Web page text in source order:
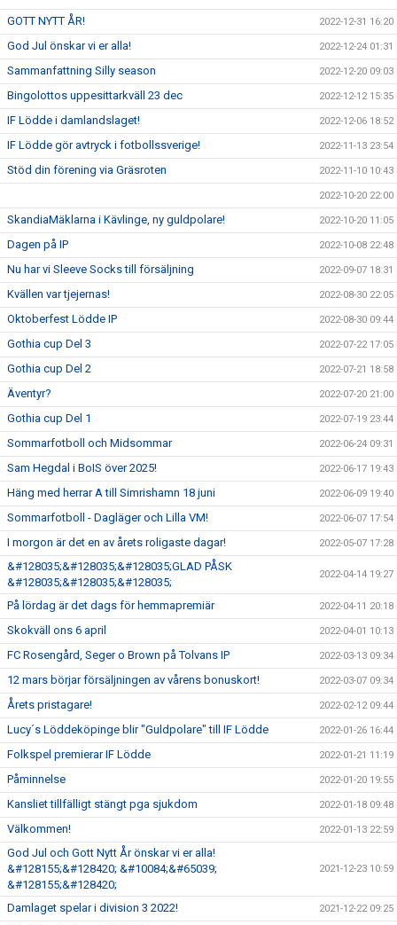
GOTT NYTT ÅR! 2022-12-31 16:20
God Jul önskar vi er alla! 2022-12-24 01:31
Sammanfattning Silly season 2022-12-20 09:03
Bingolottos uppesittarkväll 23 dec 2022-12-12 15:35
IF Lödde i damlandslaget! 2022-12-06 18:52
IF Lödde gör avtryck i fotbollssverige! 2022-11-13 23:54
Stöd din förening via Gräsroten 2022-11-10 10:43
2022-10-20 22:00
SkandiaMäklarna i Kävlinge, ny guldpolare! 2022-10-20 11:05
Dagen på IP 2022-10-08 22:48
Nu har vi Sleeve Socks till försäljning 2022-09-07 18:31
Kvällen var tjejernas! 2022-08-30 22:05
Oktoberfest Lödde IP 2022-08-30 09:44
Gothia cup Del 3 2022-07-22 17:05
Gothia cup Del 2 2022-07-21 18:58
Äventyr? 2022-07-20 21:00
Gothia cup Del 1 2022-07-19 23:44
Sommarfotboll och Midsommar 2022-06-24 09:31
Sam Hegdal i BoIS över 2025! 2022-06-17 19:43
Häng med herrar A till Simrishamn 18 juni 2022-06-09 19:40
Sommarfotboll - Dagläger och Lilla VM! 2022-06-07 17:54
I morgon är det en av årets roligaste dagar! 2022-05-07 17:28
&#128035;&#128035;&#128035;GLAD PÅSK
&#128035;&#128035;&#128035;
2022-04-14 19:27
På lördag är det dags för hemmapremiär 2022-04-11 20:18
Skokväll ons 6 april 2022-04-01 10:13
FC Rosengård, Seger o Brown på Tolvans IP 2022-03-13 09:34
12 mars börjar försäljningen av vårens bonuskort! 2022-03-07 09:34
Årets pristagare! 2022-02-12 09:44
Lucy´s Löddeköpinge blir "Guldpolare" till IF Lödde 2022-01-26 16:44
Folkspel premierar IF Lödde 2022-01-21 11:19
Påminnelse 2022-01-20 19:55
Kansliet tillfälligt stängt pga sjukdom 2022-01-18 09:48
Välkommen! 2022-01-13 22:59
God Jul och Gott Nytt År önskar vi er alla!
&#128155;&#128420; &#10084;&#65039;
&#128155;&#128420;
2021-12-23 10:59
Damlaget spelar i division 3 2022! 2021-12-22 09:25